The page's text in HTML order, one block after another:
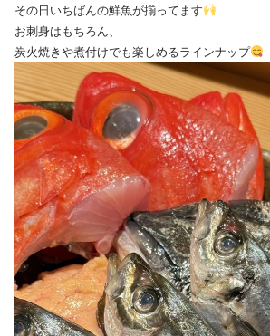
その日いちばんの鮮魚が揃ってます
お刺身はもちろん、
炭火焼きや煮付けでも楽しめるラインナップ